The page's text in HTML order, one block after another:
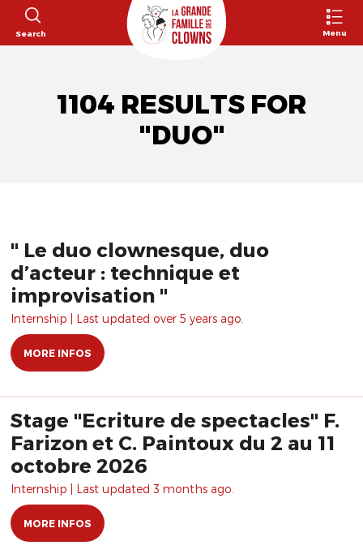
Search Menu
1104 RESULTS FOR
"DUO"
" Le duo clownesque, duo
d’acteur : technique et
improvisation "
Internship | Last updated over 5 years ago.
MORE INFOS
Stage "Ecriture de spectacles" F.
Farizon et C. Paintoux du 2 au 11
octobre 2026
Internship | Last updated 3 months ago.
MORE INFOS